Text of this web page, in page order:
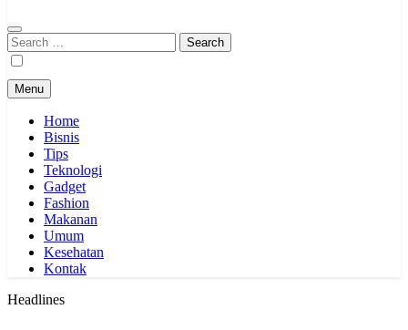
Search
for:
Menu
Home
Bisnis
Tips
Teknologi
Gadget
Fashion
Makanan
Umum
Kesehatan
Kontak
Headlines